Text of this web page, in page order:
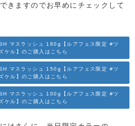
きますのでお早めにチェックして
マスラッシュ 180g【ルアフェス限定 #ツ
ケル】のご購入はこちら
マスラッシュ 150g【ルアフェス限定 #ツ
ケル】のご購入はこちら
マスラッシュ 100g【ルアフェス限定 #ツ
ケル】のご購入はこちら